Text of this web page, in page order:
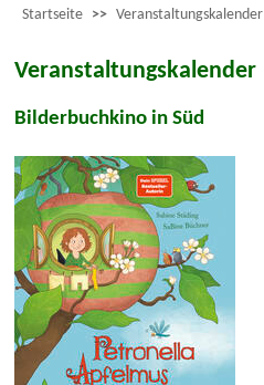
Startseite >> Veranstaltungskalender
Veranstaltungskalender
Bilderbuchkino in Süd